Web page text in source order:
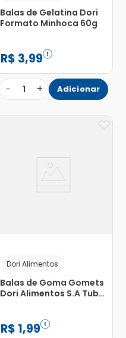
Balas de Gelatina Dori
Formato Minhoca 60g
R$ 3,99
− 1 + Adicionar
Dori Alimentos
Balas de Goma Gomets
Dori Alimentos S.A Tubo
R$ 1,99